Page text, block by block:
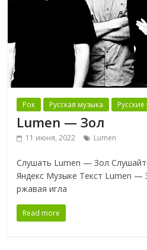
Рок Русская музыка
Lumen — Зол
11 июня, 2022 Lumen
Слушать Lumen — Зол
Яндекс Музыке Текст Lumen —
ржавая игла
Read more